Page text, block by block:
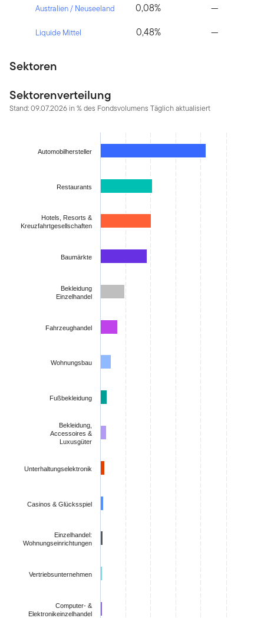
Australien / Neuseeland 0,08% —
Liquide Mittel 0,48% —
Sektoren
Sektorenverteilung
Stand: 09.07.2026 in % des Fondsvolumens Täglich aktualisiert
Bar chart with 17 bars.
The chart has 1 X axis displaying categories.
The chart has 1 Y axis displaying values. Data ranges from
Automobilhersteller
Restaurants
Hotels, Resorts &
Kreuzfahrtgesellschaften
Baumärkte
Bekleidung
Einzelhandel
Fahrzeughandel
Wohnungsbau
Fußbekleidung
Bekleidung,
Accessoires &
Luxusgüter
Unterhaltungselektronik
Casinos & Glücksspiel
Einzelhandel:
Wohnungseinrichtungen
Vertriebsunternehmen
Computer- &
Elektronikeinzelhandel